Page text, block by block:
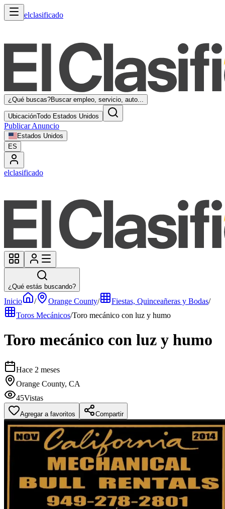
elclasificado
¿Qué buscas?Buscar empleo, servicio, auto...
UbicaciónTodo Estados Unidos
Publicar Anuncio
Estados Unidos
ES
elclasificado
¿Qué estás buscando?
Inicio / Orange County/ Fiestas, Quinceañeras y Bodas/
Toros Mecánicos/Toro mecánico con luz y humo
Toro mecánico con luz y humo
Hace 2 meses
Orange County, CA
45Vistas
Agregar a favoritos Compartir